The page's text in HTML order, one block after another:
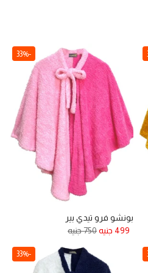
-33%
بونشو فرو تيدي بير
499 جنيه
750 جنيه
-33%